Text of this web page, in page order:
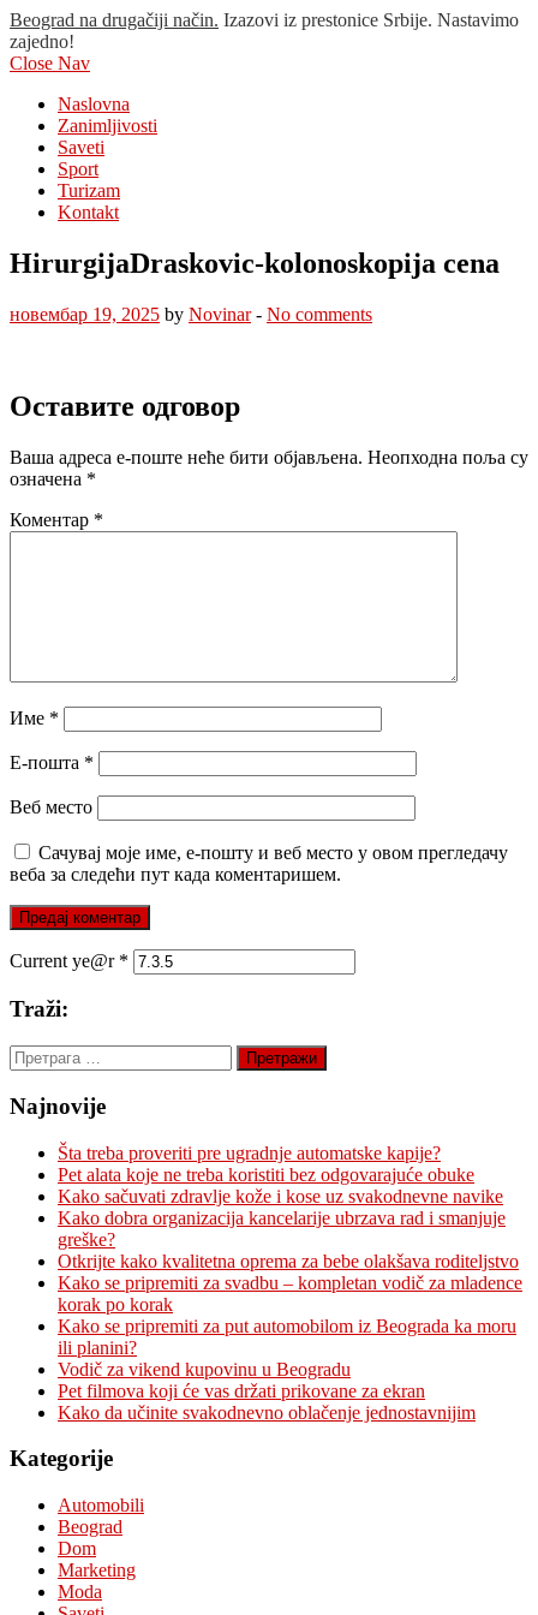
Beograd na drugačiji način. Izazovi iz prestonice Srbije. Nastavimo
zajedno!
Close Nav
Naslovna
Zanimljivosti
Saveti
Sport
Turizam
Kontakt
HirurgijaDraskovic-kolonoskopija cena
новембар 19, 2025 by Novinar- No comments
Оставите одговор
Ваша адреса е-поште неће бити објављена. Неопходна поља су
означена *
Коментар *
Име *
Е-пошта *
Веб место
Сачувај моје име, е-пошту и веб место у овом прегледачу
веба за следећи пут када коментаришем.
Current ye@r *
Traži:
Претрага
за:
Najnovije
Šta treba proveriti pre ugradnje automatske kapije?
Pet alata koje ne treba koristiti bez odgovarajuće obuke
Kako sačuvati zdravlje kože i kose uz svakodnevne navike
Kako dobra organizacija kancelarije ubrzava rad i smanjuje
greške?
Otkrijte kako kvalitetna oprema za bebe olakšava roditeljstvo
Kako se pripremiti za svadbu – kompletan vodič za mladence
korak po korak
Kako se pripremiti za put automobilom iz Beograda ka moru
ili planini?
Vodič za vikend kupovinu u Beogradu
Pet filmova koji će vas držati prikovane za ekran
Kako da učinite svakodnevno oblačenje jednostavnijim
Kategorije
Automobili
Beograd
Dom
Marketing
Moda